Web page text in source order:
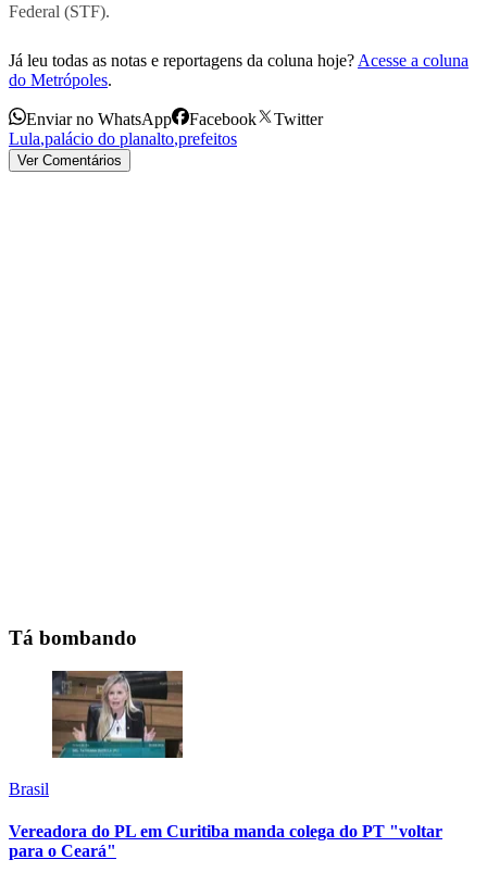
Federal (STF).
Já leu todas as notas e reportagens da coluna hoje? Acesse a coluna
do Metrópoles.
Enviar no WhatsApp Facebook
Twitter
Lula,palácio do planalto,prefeitos
Ver Comentários
Tá bombando
Brasil
Vereadora do PL em Curitiba manda colega do PT "voltar
para o Ceará"